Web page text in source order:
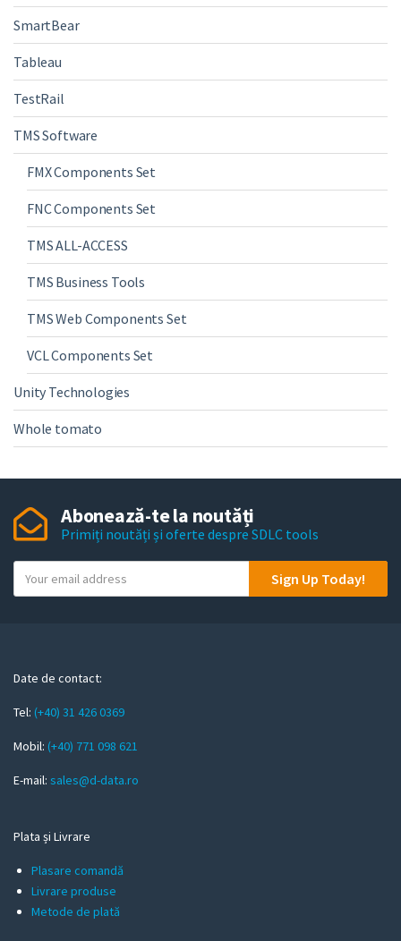
SmartBear
Tableau
TestRail
TMS Software
FMX Components Set
FNC Components Set
TMS ALL-ACCESS
TMS Business Tools
TMS Web Components Set
VCL Components Set
Unity Technologies
Whole tomato
Abonează-te la noutăți
Primiți noutăți și oferte despre SDLC tools
o
m
i
l
Sign Up Today!
Date de contact:
Tel: (+40) 31 426 0369
Mobil: (+40) 771 098 621
E-mail: sales@d-data.ro
Plata și Livrare
Plasare comandă
Livrare produse
Metode de plată